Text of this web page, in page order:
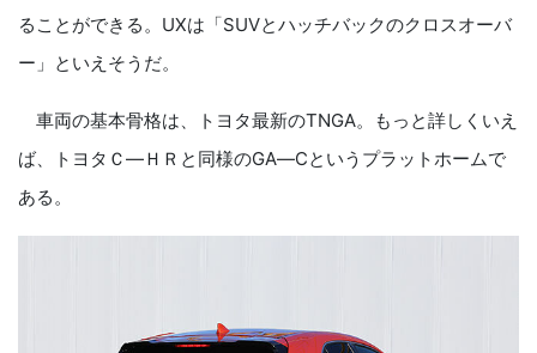
ることができる。UXは「SUVとハッチバックのクロスオーバ
ー」といえそうだ。
車両の基本骨格は、トヨタ最新のTNGA。もっと詳しくいえ
ば、トヨタＣ―ＨＲと同様のGA―Cというプラットホームで
ある。